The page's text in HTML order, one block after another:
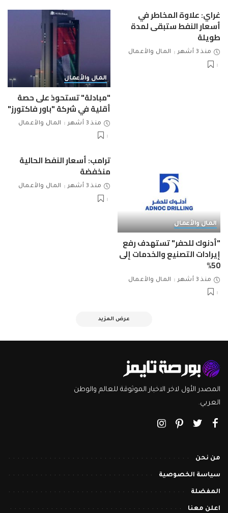
غراي: علاوة المخاطر في
أسعار النفط ستبقى لمدة
طويلة
منذ 3 أشهر المال والأعمال
المال والأعمال
"مبادلة" تستحوذ على حصة
أقلية في شركة "باور فاكتورز"
منذ 3 أشهر المال والأعمال
المال والأعمال
"أدنوك للحفر" تستهدف رفع
إيرادات التصنيع والخدمات إلى
50%
منذ 3 أشهر المال والأعمال
ترامب: أسعار النفط الحالية
منخفضة
منذ 3 أشهر المال والأعمال
عرض المزيد
المصدر الأول لاخر الاخبار الموثوقة للعالم والوطن
العربي.
من نحن
سياسة الخصوصية
المفضلة
اعلن معنا